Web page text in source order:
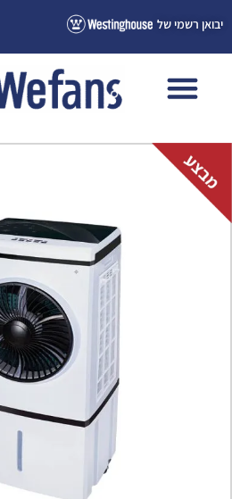
לתוכן
יבואן רשמי של